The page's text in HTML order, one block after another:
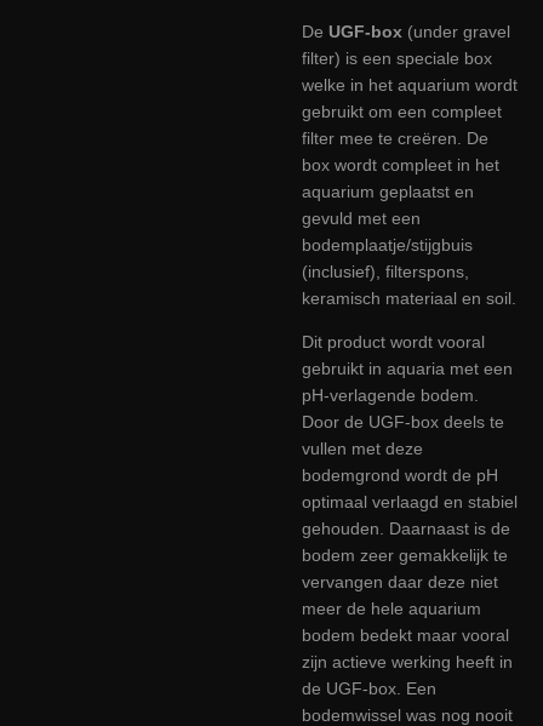
De UGF-box (under gravel
filter) is een speciale box
welke in het aquarium wordt
gebruikt om een compleet
filter mee te creëren. De
box wordt compleet in het
aquarium geplaatst en
gevuld met een
bodemplaatje/stijgbuis
(inclusief), filterspons,
keramisch materiaal en soil.
Dit product wordt vooral
gebruikt in aquaria met een
pH-verlagende bodem.
Door de UGF-box deels te
vullen met deze
bodemgrond wordt de pH
optimaal verlaagd en stabiel
gehouden. Daarnaast is de
bodem zeer gemakkelijk te
vervangen daar deze niet
meer de hele aquarium
bodem bedekt maar vooral
zijn actieve werking heeft in
de UGF-box. Een
bodemwissel was nog nooit